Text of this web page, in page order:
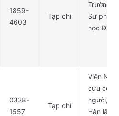
1859-
4603
Tạp chí
Trường
Sư
học Đà
0328-
1557
Tạp chí
Viện
cứu con
người,
Hàn lâm